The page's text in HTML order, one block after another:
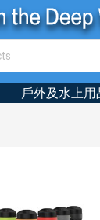
戶外及水上用